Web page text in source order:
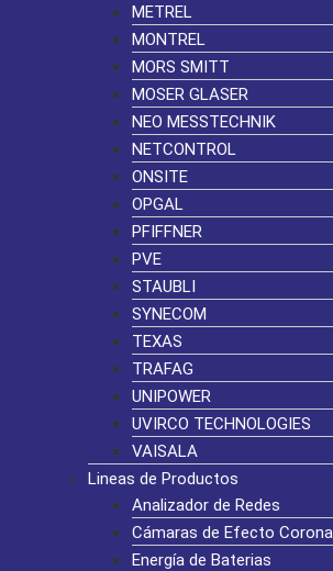
METREL
MONTREL
MORS SMITT
MOSER GLASER
NEO MESSTECHNIK
NETCONTROL
ONSITE
OPGAL
PFIFFNER
PVE
STAUBLI
SYNECOM
TEXAS
TRAFAG
UNIPOWER
UVIRCO TECHNOLOGIES
VAISALA
Lineas de Productos
Analizador de Redes
Cámaras de Efecto Corona
Energía de Baterias